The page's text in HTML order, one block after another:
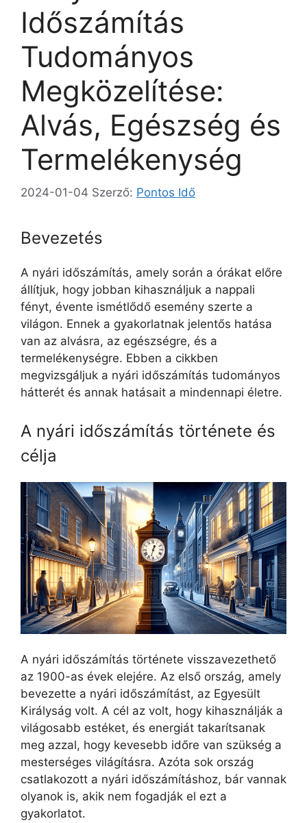
Időszámítás
Tudományos
Megközelítése:
Alvás, Egészség és
Termelékenység
2024-01-04 Szerző: Pontos Idő
Bevezetés
A nyári időszámítás, amely során a órákat előre
állítjuk, hogy jobban kihasználjuk a nappali
fényt, évente ismétlődő esemény szerte a
világon. Ennek a gyakorlatnak jelentős hatása
van az alvásra, az egészségre, és a
termelékenységre. Ebben a cikkben
megvizsgáljuk a nyári időszámítás tudományos
hátterét és annak hatásait a mindennapi életre.
A nyári időszámítás története és
célja
A nyári időszámítás története visszavezethető
az 1900-as évek elejére. Az első ország, amely
bevezette a nyári időszámítást, az Egyesült
Királyság volt. A cél az volt, hogy kihasználják a
világosabb estéket, és energiát takarítsanak
meg azzal, hogy kevesebb időre van szükség a
mesterséges világításra. Azóta sok ország
csatlakozott a nyári időszámításhoz, bár vannak
olyanok is, akik nem fogadják el ezt a
gyakorlatot.